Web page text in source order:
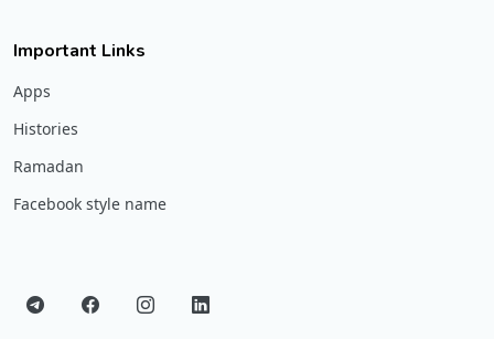
Important Links
Apps
Histories
Ramadan
Facebook style name